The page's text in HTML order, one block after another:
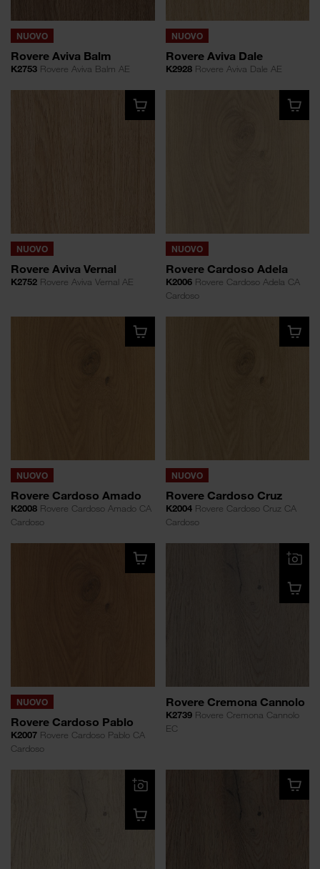
NUOVO
Rovere Aviva Balm
K2753 Rovere Aviva Balm AE
NUOVO
Rovere Aviva Dale
K2928Rovere Aviva Dale AE
NUOVO
Rovere Aviva Vernal
K2752 Rovere Aviva Vernal AE
NUOVO
Rovere Cardoso Adela
K2006Rovere Cardoso Adela CA
Cardoso
NUOVO
Rovere Cardoso Amado
K2008 Rovere Cardoso Amado CA
Cardoso
NUOVO
Rovere Cardoso Cruz
K2004Rovere Cardoso Cruz CA
Cardoso
NUOVO
Rovere Cardoso Pablo
K2007 Rovere Cardoso Pablo CA
Cardoso
Rovere Cremona Cannolo
K2739Rovere Cremona Cannolo
EC